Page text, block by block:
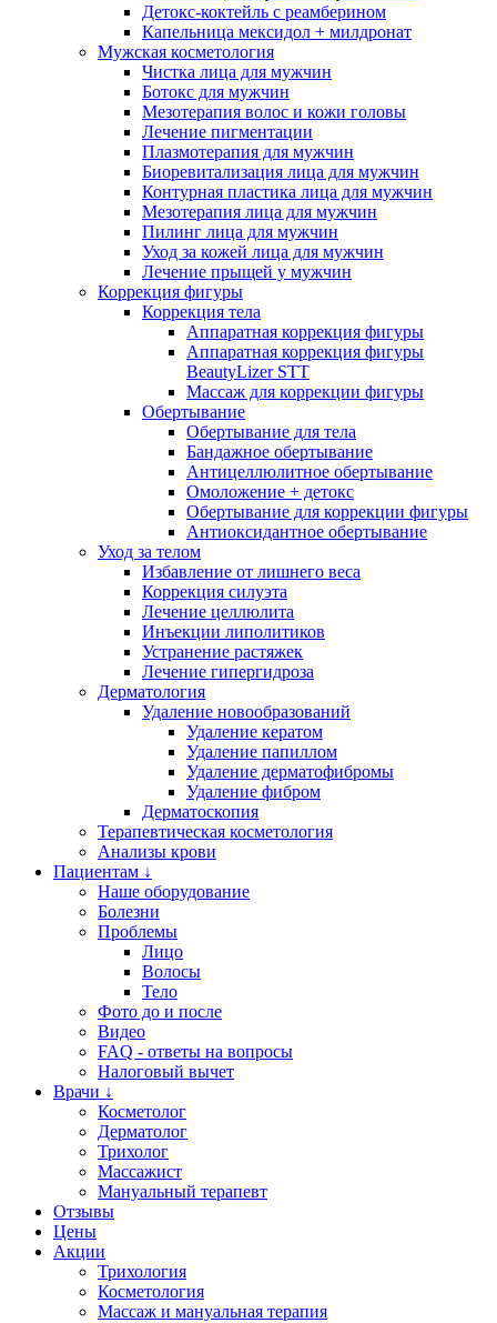
Детокс-коктейль с реамберином
Капельница мексидол + милдронат
Мужская косметология
Чистка лица для мужчин
Ботокс для мужчин
Мезотерапия волос и кожи головы
Лечение пигментации
Плазмотерапия для мужчин
Биоревитализация лица для мужчин
Контурная пластика лица для мужчин
Мезотерапия лица для мужчин
Пилинг лица для мужчин
Уход за кожей лица для мужчин
Лечение прыщей у мужчин
Коррекция фигуры
Коррекция тела
Аппаратная коррекция фигуры
Аппаратная коррекция фигуры
BeautyLizer STT
Массаж для коррекции фигуры
Обертывание
Обертывание для тела
Бандажное обертывание
Антицеллюлитное обертывание
Омоложение + детокс
Обертывание для коррекции фигуры
Антиоксидантное обертывание
Уход за телом
Избавление от лишнего веса
Коррекция силуэта
Лечение целлюлита
Инъекции липолитиков
Устранение растяжек
Лечение гипергидроза
Дерматология
Удаление новообразований
Удаление кератом
Удаление папиллом
Удаление дерматофибромы
Удаление фибром
Дерматоскопия
Терапевтическая косметология
Анализы крови
Пациентам ↓
Наше оборудование
Болезни
Проблемы
Лицо
Волосы
Тело
Фото до и после
Видео
FAQ - ответы на вопросы
Налоговый вычет
Врачи ↓
Косметолог
Дерматолог
Трихолог
Массажист
Мануальный терапевт
Отзывы
Цены
Акции
Трихология
Косметология
Массаж и мануальная терапия